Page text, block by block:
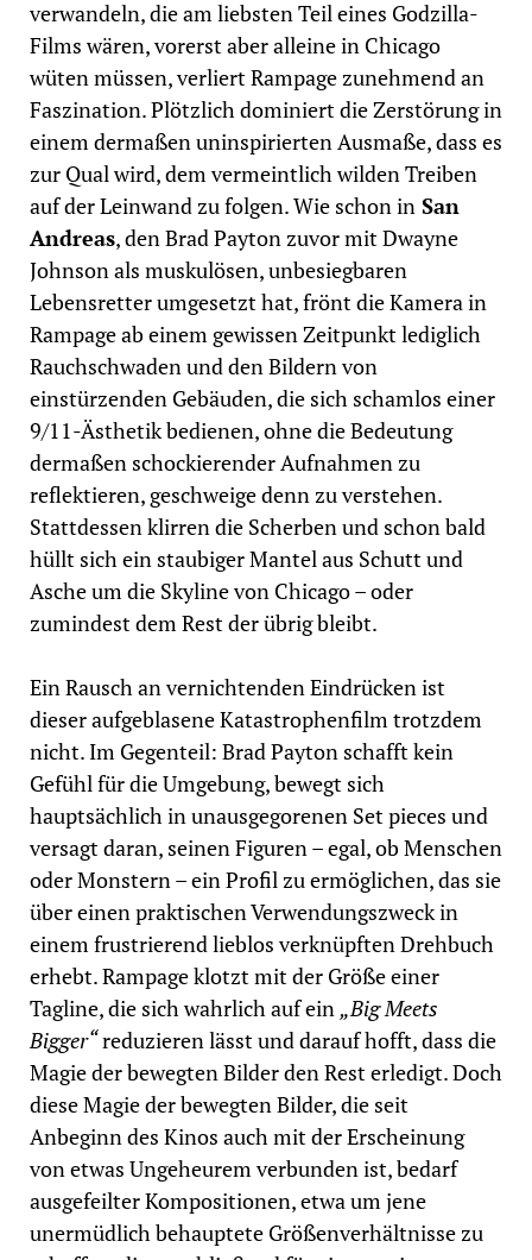
verwandeln, die am liebsten Teil eines Godzilla-
Films wären, vorerst aber alleine in Chicago
wüten müssen, verliert Rampage zunehmend an
Faszination. Plötzlich dominiert die Zerstörung in
einem dermaßen uninspirierten Ausmaße, dass es
zur Qual wird, dem vermeintlich wilden Treiben
auf der Leinwand zu folgen. Wie schon inSan
Andreas, den Brad Payton zuvor mit Dwayne
Johnson als muskulösen, unbesiegbaren
Lebensretter umgesetzt hat, frönt die Kamera in
Rampage ab einem gewissen Zeitpunkt lediglich
Rauchschwaden und den Bildern von
einstürzenden Gebäuden, die sich schamlos einer
9/11-Ästhetik bedienen, ohne die Bedeutung
dermaßen schockierender Aufnahmen zu
reflektieren, geschweige denn zu verstehen.
Stattdessen klirren die Scherben und schon bald
hüllt sich ein staubiger Mantel aus Schutt und
Asche um die Skyline von Chicago – oder
zumindest dem Rest der übrig bleibt.
Ein Rausch an vernichtenden Eindrücken ist
dieser aufgeblasene Katastrophenfilm trotzdem
nicht. Im Gegenteil: Brad Payton schafft kein
Gefühl für die Umgebung, bewegt sich
hauptsächlich in unausgegorenen Set pieces und
versagt daran, seinen Figuren – egal, ob Menschen
oder Monstern – ein Profil zu ermöglichen, das sie
über einen praktischen Verwendungszweck in
einem frustrierend lieblos verknüpften Drehbuch
erhebt. Rampage klotzt mit der Größe einer
Tagline, die sich wahrlich auf ein„Big Meets
Bigger“reduzieren lässt und darauf hofft, dass die
Magie der bewegten Bilder den Rest erledigt. Doch
diese Magie der bewegten Bilder, die seit
Anbeginn des Kinos auch mit der Erscheinung
von etwas Ungeheurem verbunden ist, bedarf
ausgefeilter Kompositionen, etwa um jene
unermüdlich behauptete Größenverhältnisse zu